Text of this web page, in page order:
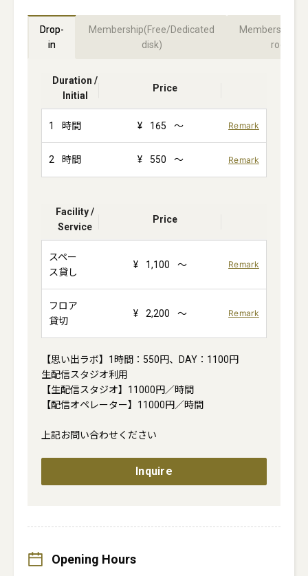
Drop-
in
Membership(Free/Dedicated
disk)
room)
Duration /
Initial
Price
1 時間 ¥ 165 ～ Remark
2 時間 ¥ 550 ～ Remark
Facility /
Service
Price
スペー
ス貸し
¥ 1,100 ～ Remark
フロア
貸切
¥ 2,200 ～ Remark
【思い出ラボ】1時間：550円、DAY：1100円
生配信スタジオ利用
【生配信スタジオ】11000円／時間
【配信オペレーター】11000円／時間
上記お問い合わせください
Inquire
Opening Hours